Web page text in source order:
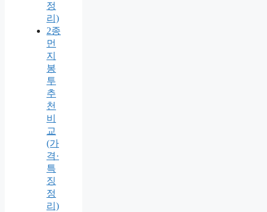
정
리)
2종
먼
지
봉
투
추
천
비
교
(가
격·
특
징
정
리)